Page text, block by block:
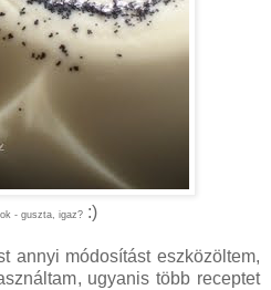
- guszta, igaz?:)
annyi módosítást eszközöltem,
ugyanis több receptet